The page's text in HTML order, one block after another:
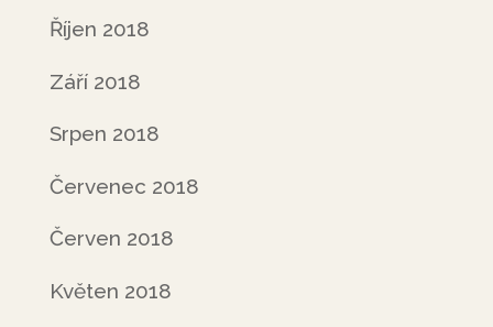
Říjen 2018
Září 2018
Srpen 2018
Červenec 2018
Červen 2018
Květen 2018